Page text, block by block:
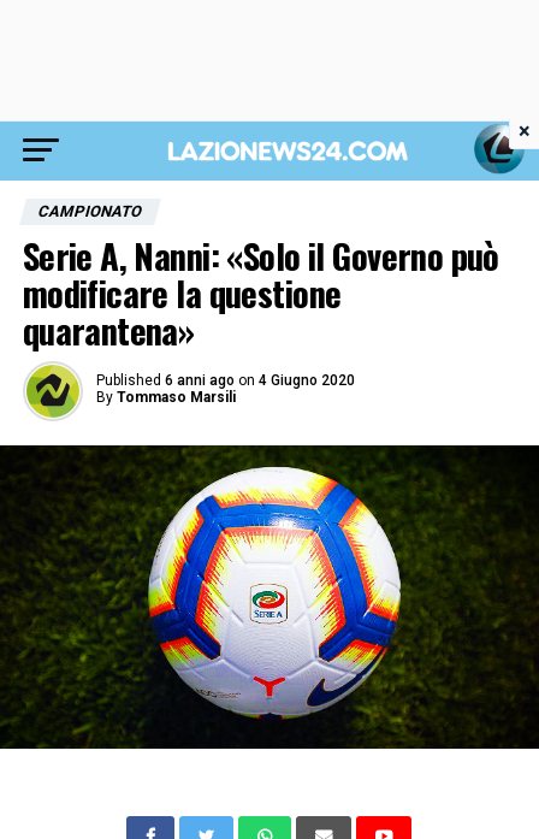
CAMPIONATO
Serie A, Nanni: «Solo il Governo può
modificare la questione
quarantena»
Published 6 anni ago on 4 Giugno 2020
By Tommaso Marsili
×